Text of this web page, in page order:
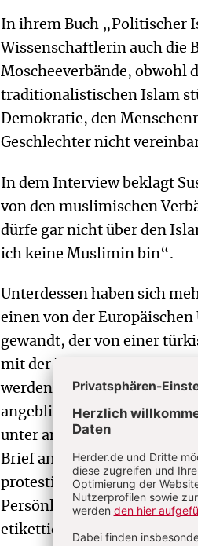
In ihrem Buch „Politischer
Wissenschaftlerin auch die
Moscheeverbände, obwohl
traditionalistischen Islam
Demokratie, den
Geschlechter nicht
In dem Interview beklagt
von den muslimischen
dürfe gar nicht über den
ich keine Muslimin bin“.
Unterdessen haben sich
einen von der
gewandt, der von einer
mit der Regierungspartei
werden nicht nur
angeblich islamfeindliche
unter anderem bedeutende
Brief an die EU-
protestieren diese
Persönlichkeiten und
etikettiert und als Vertreter